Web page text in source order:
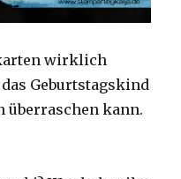
wirklich
Geburtstagskind
kann.